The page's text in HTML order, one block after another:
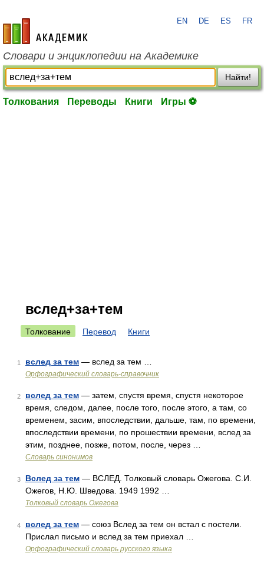
academic.ru
EN DE ES FR
Словари и энциклопедии на Академике
Найти!
Толкования Переводы Книги Игры ⚽
вслед+за+тем
Толкование Перевод Книги
1 вслед за тем — вслед за тем …
Орфографический словарь-справочник
2 вслед за тем — затем, спустя время, спустя некоторое
время, следом, далее, после того, после этого, а там, со
временем, засим, впоследствии, дальше, там, по времени,
впоследствии времени, по прошествии времени, вслед за
этим, позднее, позже, потом, после, через …
Словарь синонимов
3 Вслед за тем — ВСЛЕД. Толковый словарь Ожегова. С.И.
Ожегов, Н.Ю. Шведова. 1949 1992 …
Толковый словарь Ожегова
4 вслед за тем — союз Вслед за тем он встал с постели.
Прислал письмо и вслед за тем приехал …
Орфографический словарь русского языка